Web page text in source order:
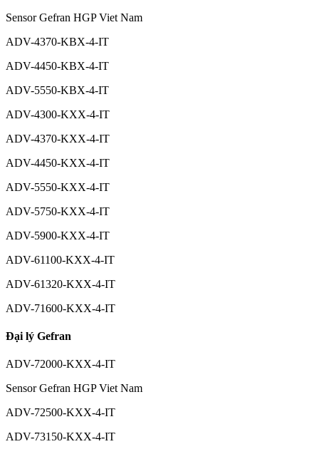
Sensor Gefran HGP Viet Nam
ADV-4370-KBX-4-IT
ADV-4450-KBX-4-IT
ADV-5550-KBX-4-IT
ADV-4300-KXX-4-IT
ADV-4370-KXX-4-IT
ADV-4450-KXX-4-IT
ADV-5550-KXX-4-IT
ADV-5750-KXX-4-IT
ADV-5900-KXX-4-IT
ADV-61100-KXX-4-IT
ADV-61320-KXX-4-IT
ADV-71600-KXX-4-IT
Đại lý Gefran
ADV-72000-KXX-4-IT
Sensor Gefran HGP Viet Nam
ADV-72500-KXX-4-IT
ADV-73150-KXX-4-IT